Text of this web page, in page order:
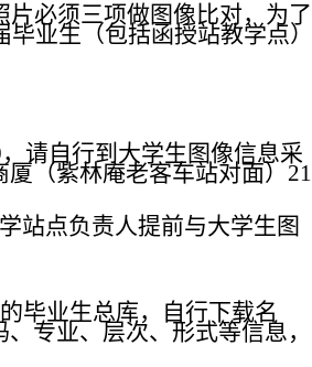
必须三项做图像比对， 为了
毕业生（包括函授站教学点）
请自行到大学生图像信息采
（紫林庵老客车站对面） 21
站点负责人提前与大学生图
毕业生总库， 自行下载名
、专业、层次、形式等信息，